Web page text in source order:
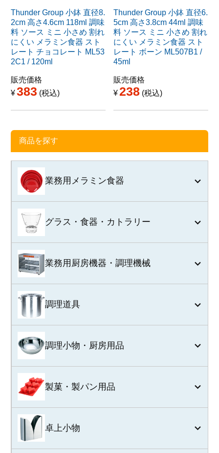
Thunder Group 小鉢 直径8.
2cm 高さ4.6cm 118ml 調味
料 ソース ミニ 小さめ 割れ
にくい メラミン食器 スト
レート チョコレート ML53
2C1 / 120ml
販売価格
¥383 税込
Thunder Group 小鉢 直径6.
5cm 高さ3.8cm 44ml 調味
料 ソース ミニ 小さめ 割れ
にくい メラミン食器 スト
レート ボーン ML507B1 /
45ml
販売価格
¥238 税込
商品を探す
業務用メラミン食器
グラス・食器・カトラリー
業務用厨房機器・調理機械
調理道具
調理小物・厨房用品
製菓・製パン用品
卓上小物